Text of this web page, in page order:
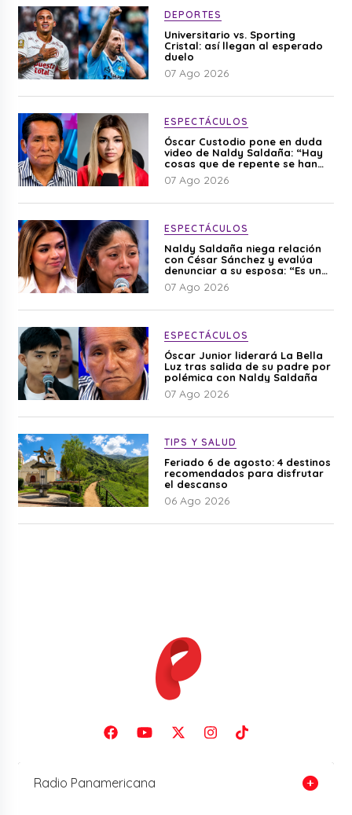
DEPORTES
Universitario vs. Sporting
Cristal: así llegan al esperado
duelo
07 Ago 2026
ESPECTÁCULOS
Óscar Custodio pone en duda
video de Naldy Saldaña: “Hay
cosas que de repente se han
editado”
07 Ago 2026
ESPECTÁCULOS
Naldy Saldaña niega relación
con César Sánchez y evalúa
denunciar a su esposa: “Es una
difamación”
07 Ago 2026
ESPECTÁCULOS
Óscar Junior liderará La Bella
Luz tras salida de su padre por
polémica con Naldy Saldaña
07 Ago 2026
TIPS Y SALUD
Feriado 6 de agosto: 4 destinos
recomendados para disfrutar
el descanso
06 Ago 2026
Radio Panamericana